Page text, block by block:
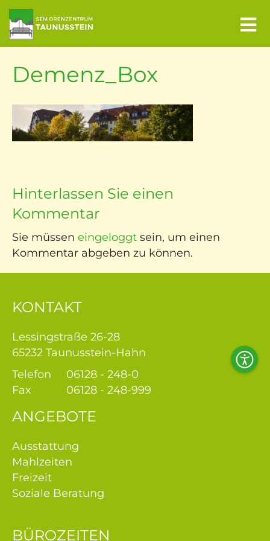
N
a
Demenz_Box
Hinterlassen Sie einen
Kommentar
Sie müssen eingeloggt sein, um einen
Kommentar abgeben zu können.
KONTAKT
Lessingstraße 26-28
65232 Taunusstein-Hahn
Telefon
06128 - 248-0
Fax
06128 - 248-999
ANGEBOTE
Ausstattung
Mahlzeiten
Freizeit
Soziale Beratung
BÜROZEITEN
uns
&